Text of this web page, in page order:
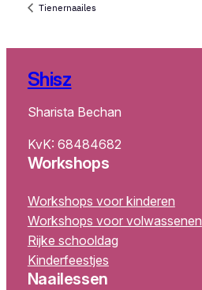
Tienernaailes
Shisz
Sharista Bechan
KvK: 68484682
Workshops
Workshops voor kinderen
Workshops voor volwassenen
Rijke schooldag
Kinderfeestjes
Naailessen